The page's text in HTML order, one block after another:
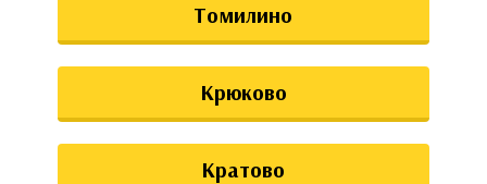
Томилино
Крюково
Кратово